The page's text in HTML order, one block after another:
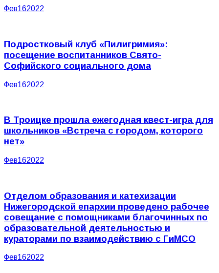
Фев162022
Подростковый клуб «Пилигримия»:
посещение воспитанников Свято-
Софийского социального дома
Фев162022
В Троицке прошла ежегодная квест-игра для
школьников «Встреча с городом, которого
нет»
Фев162022
Отделом образования и катехизации
Нижегородской епархии проведено рабочее
совещание с помощниками благочинных по
образовательной деятельностью и
кураторами по взаимодействию с ГиМСО
Фев162022